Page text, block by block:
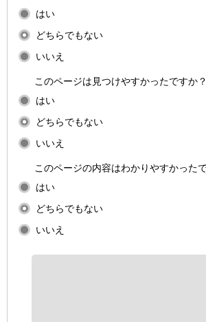
はい
どちらでもない
いいえ
このページは見つけやすかったですか？
はい
どちらでもない
いいえ
このページの内容はわかりやすかった
はい
どちらでもない
いいえ